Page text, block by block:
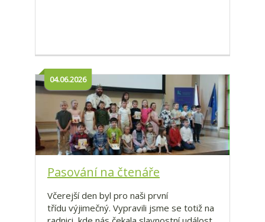
Pasování na čtenáře
04.06.2026
Včerejší den byl pro naši první
třídu výjimečný. Vypravili jsme se totiž na